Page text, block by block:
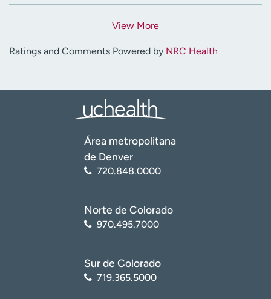
View More
Ratings and Comments Powered by NRC Health
Área metropolitana
de Denver
720.848.0000
Norte de Colorado
970.495.7000
Sur de Colorado
719.365.5000